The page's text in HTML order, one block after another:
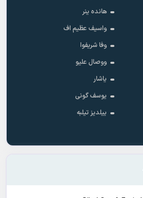
هانده ینر
واسیف عظیم اف
وفا شریفوا
ووصال علیو
یاشار
یوسف گونی
ییلدیز تیلبه